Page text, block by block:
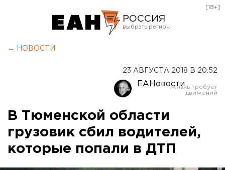
РОССИЯ
Оренбург
[18+]
← НОВОСТИ
23 АВГУСТА 2018 В 20:52
ЕАНовости
В Тюменской области
грузовик сбил водителей,
которые попали в ДТП